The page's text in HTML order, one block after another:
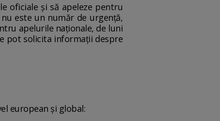
oficiale și să apeleze pentru
nu este un număr de urgență,
apelurile naționale, de luni
pot solicita informații despre
european și global: